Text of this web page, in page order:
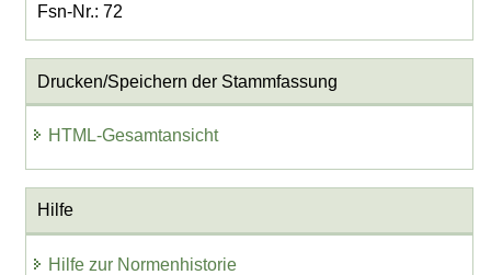
Fsn-Nr.: 72
Drucken/Speichern der Stammfassung
HTML-Gesamtansicht
Hilfe
Hilfe zur Normenhistorie